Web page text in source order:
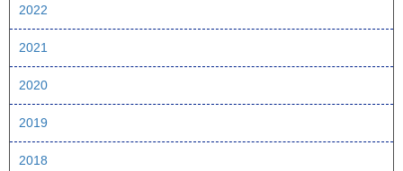
2022
2021
2020
2019
2018